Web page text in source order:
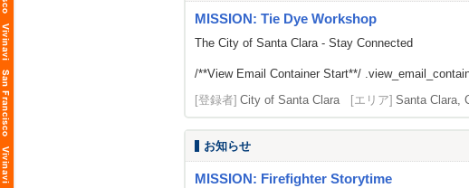
MISSION: Tie Dye Workshop
The City of Santa Clara - Stay Connected
/**View Email Container Start**/
[登録者] City of Santa Clara [エリア] Santa Clara,
お知らせ
MISSION: Firefighter Storytime